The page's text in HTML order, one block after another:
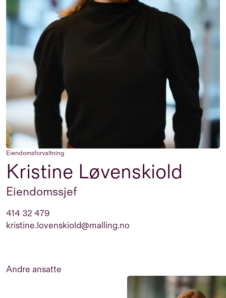
Eiendomsforvaltning
Kristine Løvenskiold
Eiendomssjef
414 32 479
kristine.lovenskiold@malling.no
Andre ansatte